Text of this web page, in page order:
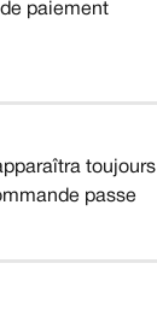
paiement
toujours
passe